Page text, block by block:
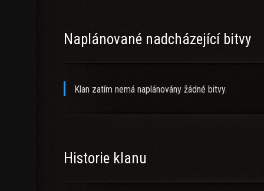
Naplánované nadcházející bitvy
Klan zatím nemá naplánovány žádné bitvy.
Historie klanu